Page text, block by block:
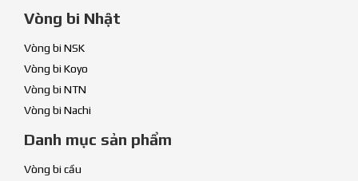
Vòng bi Nhật
Vòng bi NSK
Vòng bi Koyo
Vòng bi NTN
Vòng bi Nachi
Danh mục sản phẩm
Vòng bi cầu